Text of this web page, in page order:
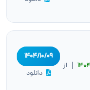
| از
۱۴۰۴/۱۰/۰۹
دانلود